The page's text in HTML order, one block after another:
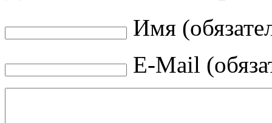
Имя
E-Mail